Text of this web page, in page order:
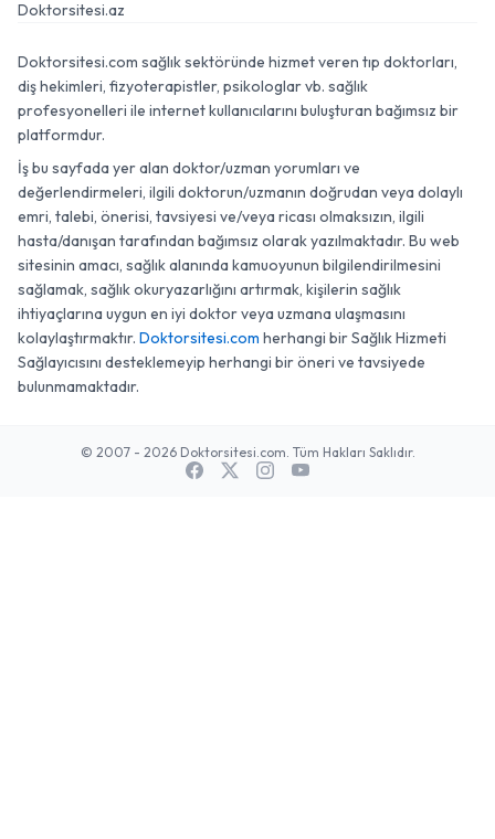
Doktorsitesi.az
Doktorsitesi.com sağlık sektöründe hizmet veren tıp doktorları,
diş hekimleri, fizyoterapistler, psikologlar vb. sağlık
profesyonelleri ile internet kullanıcılarını buluşturan bağımsız bir
platformdur.
İş bu sayfada yer alan doktor/uzman yorumları ve
değerlendirmeleri, ilgili doktorun/uzmanın doğrudan veya dolaylı
emri, talebi, önerisi, tavsiyesi ve/veya ricası olmaksızın, ilgili
hasta/danışan tarafından bağımsız olarak yazılmaktadır. Bu web
sitesinin amacı, sağlık alanında kamuoyunun bilgilendirilmesini
sağlamak, sağlık okuryazarlığını artırmak, kişilerin sağlık
ihtiyaçlarına uygun en iyi doktor veya uzmana ulaşmasını
kolaylaştırmaktır. Doktorsitesi.com herhangi bir Sağlık Hizmeti
Sağlayıcısını desteklemeyip herhangi bir öneri ve tavsiyede
bulunmamaktadır.
© 2007 - 2026 Doktorsitesi.com. Tüm Hakları Saklıdır.